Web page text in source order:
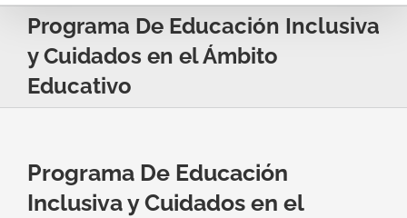
Programa De Educación Inclusiva
y Cuidados en el Ámbito
Educativo
Programa De Educación
Inclusiva y Cuidados en el